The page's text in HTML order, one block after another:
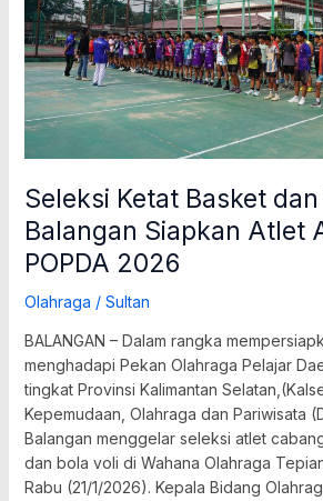
Seleksi Ketat Basket dan
Balangan Siapkan Atlet
POPDA 2026
Olahraga / Sultan
BALANGAN – Dalam rangka
menghadapi Pekan Olahraga Pelajar
tingkat Provinsi Kalimantan
Kepemudaan, Olahraga dan Pariwisata
Balangan menggelar seleksi atlet
dan bola voli di Wahana Olahraga
Rabu (21/1/2026). Kepala Bidang
Voli,
Balangan
Siapkan
Atlet
Andalan
ke
POPDA
2026